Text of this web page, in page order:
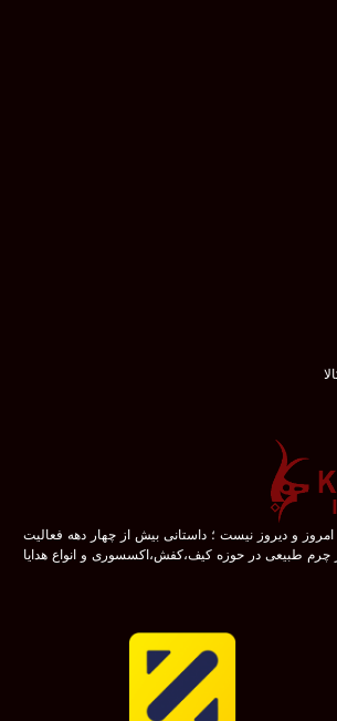
و دیروز نیست ؛ داستانی بیش از چهار دهه فعالیت
چرم طبیعی در حوزه کیف،کفش،اکسسوری و انواع هدایا